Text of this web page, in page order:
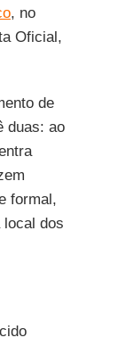
, no
Oficial,
de
duas: ao
formal,
local dos